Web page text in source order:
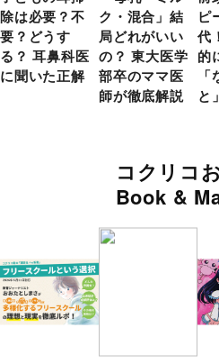
除は必要？不
要？どうす
る？ 耳鼻科医
に聞いた正解
ク・混合」結
局どれがいい
の？ 東大医学
部卒のママ医
師が徹底解説
ピ
代
的
と
コクリコ
Book &